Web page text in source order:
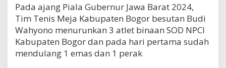
Pada ajang Piala Gubernur Jawa Barat 2024,
Tim Tenis Meja Kabupaten Bogor besutan Budi
Wahyono menurunkan 3 atlet binaan SOD NPCI
Kabupaten Bogor dan pada hari pertama sudah
mendulang 1 emas dan 1 perak